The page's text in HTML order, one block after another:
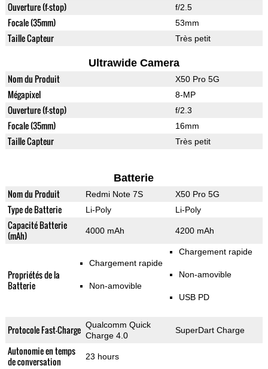
Ouverture (f-stop) f/2.5
Focale (35mm) 53mm
Taille Capteur Très petit
Ultrawide Camera
Nom du Produit X50 Pro 5G
Mégapixel 8-MP
Ouverture (f-stop) f/2.3
Focale (35mm) 16mm
Taille Capteur Très petit
Batterie
Nom du Produit Redmi Note 7S X50 Pro 5G
Type de Batterie Li-Poly Li-Poly
Capacité Batterie
(mAh)
4000 mAh 4200 mAh
Propriétés de la
Batterie
Chargement rapide
Non-amovible
Chargement rapide
Non-amovible
USB PD
Protocole Fast-Charge Qualcomm Quick
Charge 4.0
SuperDart Charge
Autonomie en temps
de conversation
23 hours